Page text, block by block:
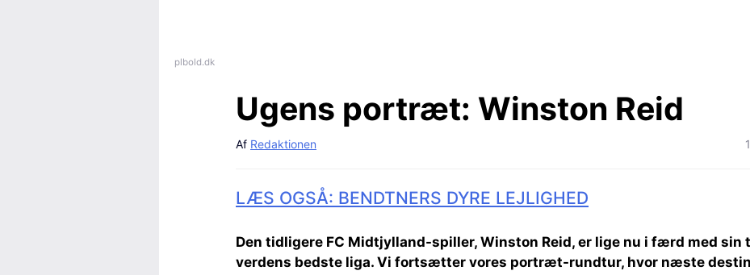
plbold.dk
Ugens portræt: Winston Reid
Af Redaktionen
LÆS OGSÅ: BENDTNERS DYRE LEJLIGHED
Den tidligere FC Midtjylland-spiller, Winston Reid, er lige nu i færd med sin
verdens bedste liga. Vi fortsætter vores portræt-rundtur, hvor næste